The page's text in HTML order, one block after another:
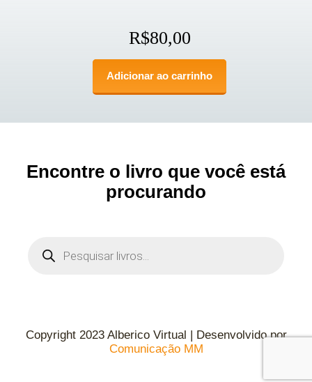
R$80,00
Adicionar ao carrinho
Encontre o livro que você está
procurando
Copyright 2023 Alberico Virtual | Desenvolvido por
Comunicação MM